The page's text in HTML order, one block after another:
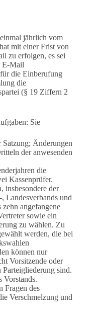
jährlich vom
mit einer Frist von
zu erfolgen, es sei
E-Mail
die Einberufung
die
(§ 19 Ziffern 2
Sie
Satzung; Änderungen
der anwesenden
die
Kassenprüfer.
insbesondere der
Landesverbands und
angefangene
sowie ein
zu wählen. Zu
werden, die bei
können nur
Vorsitzende oder
Parteigliederung sind.
Vorstands.
Fragen des
Verschmelzung und